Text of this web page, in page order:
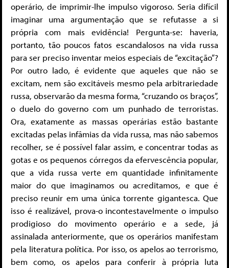
operário, de imprimir-lhe impulso vigoroso. Seria difícil
imaginar uma argumentação que se refutasse a si
própria com mais evidência! Pergunta-se: haveria,
portanto, tão poucos fatos escandalosos na vida russa
para ser preciso inventar meios especiais de “excitação”?
Por outro lado, é evidente que aqueles que não se
excitam, nem são excitáveis mesmo pela arbitrariedade
russa, observarão da mesma forma, “cruzando os braços”,
o duelo do governo com um punhado de terroristas.
Ora, exatamente as massas operárias estão bastante
excitadas pelas infâmias da vida russa, mas não sabemos
recolher, se é possível falar assim, e concentrar todas as
gotas e os pequenos córregos da efervescência popular,
que a vida russa verte em quantidade infinitamente
maior do que imaginamos ou acreditamos, e que é
preciso reunir em uma única torrente gigantesca. Que
isso é realizável, prova-o incontestavelmente o impulso
prodigioso do movimento operário e a sede, já
assinalada anteriormente, que os operários manifestam
pela literatura política. Por isso, os apelos ao terrorismo,
bem como, os apelos para conferir à própria luta